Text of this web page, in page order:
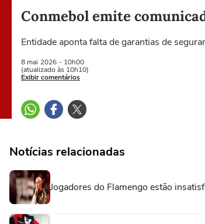
Conmebol emite
Entidade aponta falta de garantias de
8 mai 2026 - 10h00
(atualizado às 10h10)
Exibir comentários
Notícias relacionadas
Jogadores do Flamengo estão